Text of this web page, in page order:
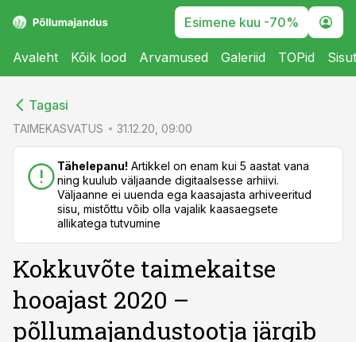
Esimene kuu -70%
Avaleht Kõik lood Arvamused Galeriid TOPid
Tagasi
TAIMEKASVATUS 31.12.20, 09:00
Tähelepanu! Artikkel on enam kui 5 aastat vana
ning kuulub väljaande digitaalsesse arhiivi.
Väljaanne ei uuenda ega kaasajasta arhiveeritud
sisu, mistõttu võib olla vajalik kaasaegsete
allikatega tutvumine
Kokkuvõte taimekaitse
hooajast 2020 –
põllumajandustootja järgib